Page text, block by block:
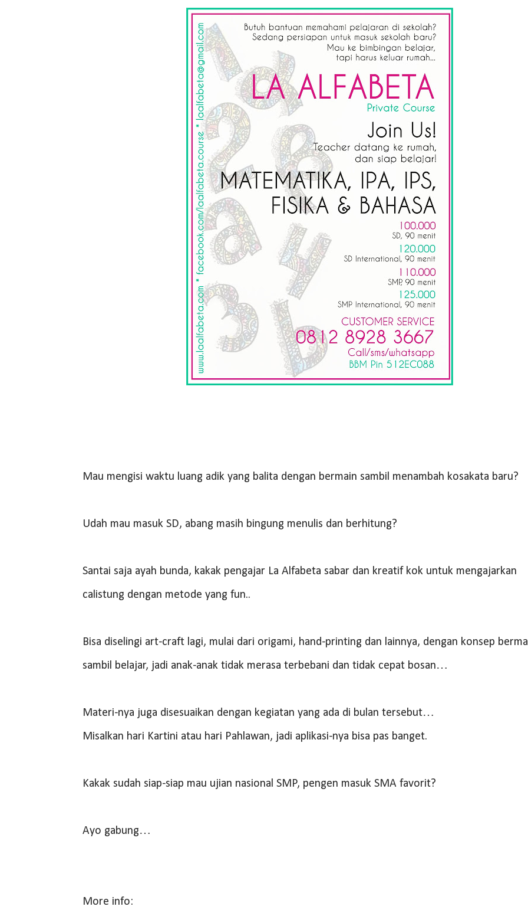
Mau mengisi waktu luang adik yang balita dengan bermain sambil menambah kosakata baru?
Udah mau masuk SD, abang masih bingung menulis dan berhitung?
Santai saja ayah bunda, kakak pengajar La Alfabeta sabar dan kreatif kok untuk mengajarkan
calistung dengan metode yang fun..
Bisa diselingi art-craft lagi, mulai dari origami, hand-printing dan lainnya, dengan konsep
sambil belajar, jadi anak-anak tidak merasa terbebani dan tidak cepat bosan…
Materi-nya juga disesuaikan dengan kegiatan yang ada di bulan tersebut…
Misalkan hari Kartini atau hari Pahlawan, jadi aplikasi-nya bisa pas banget.
Kakak sudah siap-siap mau ujian nasional SMP, pengen masuk SMA favorit?
Ayo gabung…
More info: